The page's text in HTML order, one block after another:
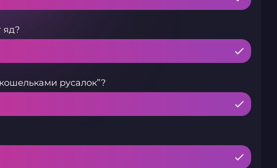
яд?
русалок”?